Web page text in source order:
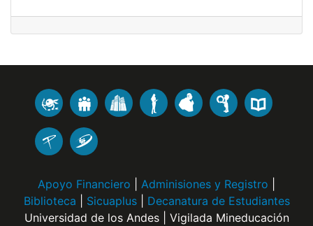
Apoyo Financiero Adminisiones y Registro
Biblioteca
Sicuaplus| Decanatura de Estudiantes
Universidad de los Andes | Vigilada Mineducación